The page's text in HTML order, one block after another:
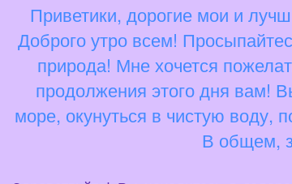
Приветики, дорогие мои и
Доброго утро всем!
природа! Мне хочется
продолжения этого дня вам!
море, окунуться в чистую воду,
В общем,